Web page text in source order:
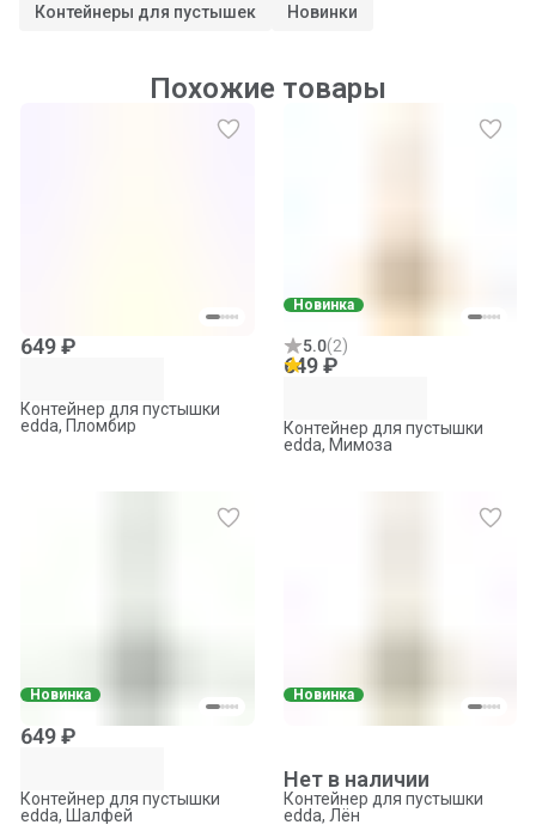
Контейнеры для пустышек Новинки
Похожие товары
649 ₽
Контейнер для пустышки
edda, Пломбир
Новинка
5.0(2)
649 ₽
Контейнер для пустышки
edda, Мимоза
Новинка
649 ₽
Контейнер для пустышки
edda, Шалфей
Новинка
Нет в наличии
Контейнер для пустышки
edda, Лён